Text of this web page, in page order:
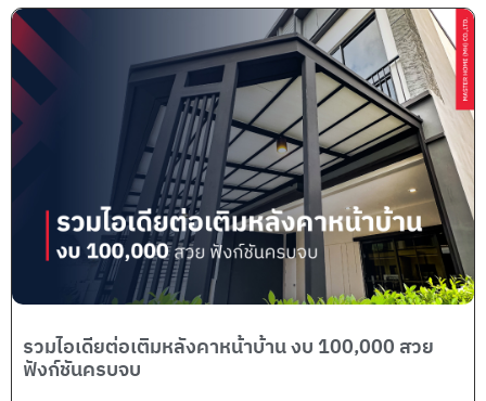
รวมไอเดียต่อเติมหลังคาหน้าบ้าน งบ 100,000 สวย
ฟังก์ชันครบจบ